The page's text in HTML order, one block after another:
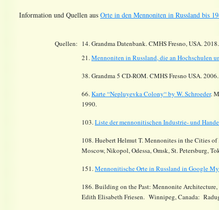
Information und Quellen aus Orte in den Mennoniten in Russland bis
Quellen: 14.Grandma Datenbank. CMHS Fresno, USA.
21.Mennoniten in Russland, die an Hochschulen
38. Grandma 5 CD-ROM. CMHS Fresno USA.
66.Karte “Nepluyevka Colony“ by W. Schroeder.
1990.
103.Liste der mennonitischen Industrie- und
108.Huebert Helmut T. Mennonites in the Cities
Moscow, Nikopol, Odessa, Omsk, St. Petersburg,
151.Mennonitische Orte in Russland in Google
186. Building on the Past: Mennonite
Edith Elisabeth Friesen. Winnipeg, Canada: